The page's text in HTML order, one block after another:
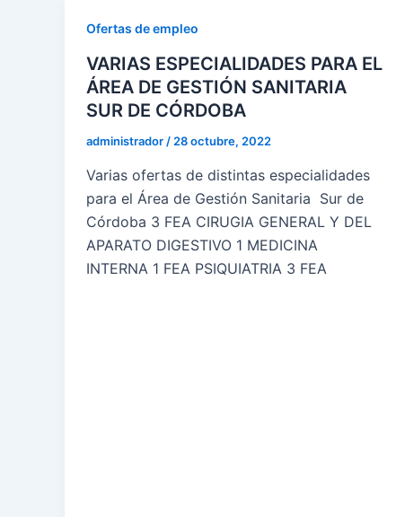
Ofertas de empleo
VARIAS ESPECIALIDADES PARA EL
ÁREA DE GESTIÓN SANITARIA
SUR DE CÓRDOBA
administrador / 28 octubre, 2022
Varias ofertas de distintas especialidades
para el Área de Gestión Sanitaria Sur de
Córdoba 3 FEA CIRUGIA GENERAL Y DEL
APARATO DIGESTIVO 1 MEDICINA
INTERNA 1 FEA PSIQUIATRIA 3 FEA